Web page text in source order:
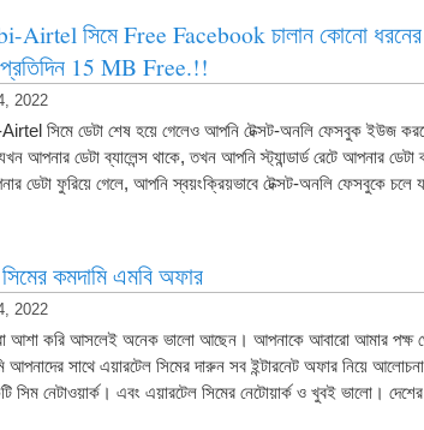
Airtel সিমে Free Facebook চালান কোনো
15 MB Free.!!
2022
সিমে ডেটা শেষ হয়ে গেলেও আপনি টেক্সট-অনলি ফেসবুক ইউজ
আপনার ডেটা ব্যালেন্স থাকে, তখন আপনি স্ট্যান্ডার্ড রেটে আপনার
ডেটা ফুরিয়ে গেলে, আপনি স্বয়ংক্রিয়ভাবে টেক্সট-অনলি ফেসবুকে
কমদামি এমবি অফার
2022
আশা করি আসলেই অনেক ভালো আছেন। আপনাকে আবারো আমার পক্ষ
সাথে এয়ারটেল সিমের দারুন সব ইন্টারনেট অফার নিয়ে
নেটাওয়ার্ক। এবং এয়ারটেল সিমের নেটোয়ার্ক ও খুবই ভালো।